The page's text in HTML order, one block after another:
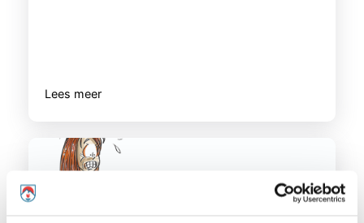
Lees meer